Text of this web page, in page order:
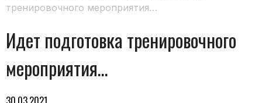
тренировочного мероприятия…
Идет подготовка тренировочного
мероприятия…